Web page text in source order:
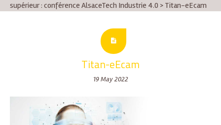
supérieur : conférence AlsaceTech Industrie 4.0 > Titan-eEcam
Titan-eEcam
19 May 2022